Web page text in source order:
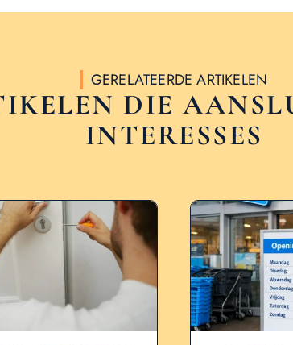
GERELATEERDE ARTIKELEN
DIE
INTERESSES